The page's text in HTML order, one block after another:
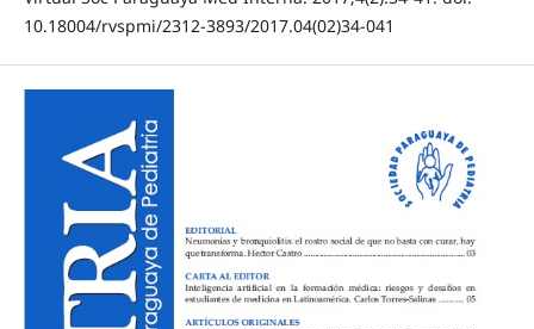
10.18004/rvspmi/2312-3893/2017.04(02)34-041